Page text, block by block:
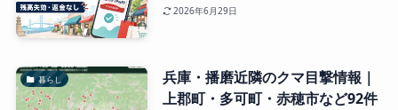
2026年6月29日
暮らし
兵庫・播磨近隣のクマ目撃情報｜
上郡町・多可町・赤穂市など92件